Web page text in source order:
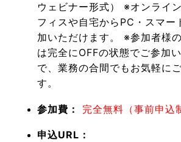
ウェビナー形式） ※オンライ
フィスや自宅からPC・スマー
加いただけます。 ※参加者様
は完全にOFFの状態でご参加
で、業務の合間でもお気軽に
す。
参加費： 完全無料（事前申込
申込URL：